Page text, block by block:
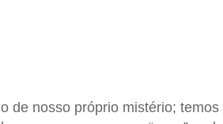
de nosso próprio mistério;